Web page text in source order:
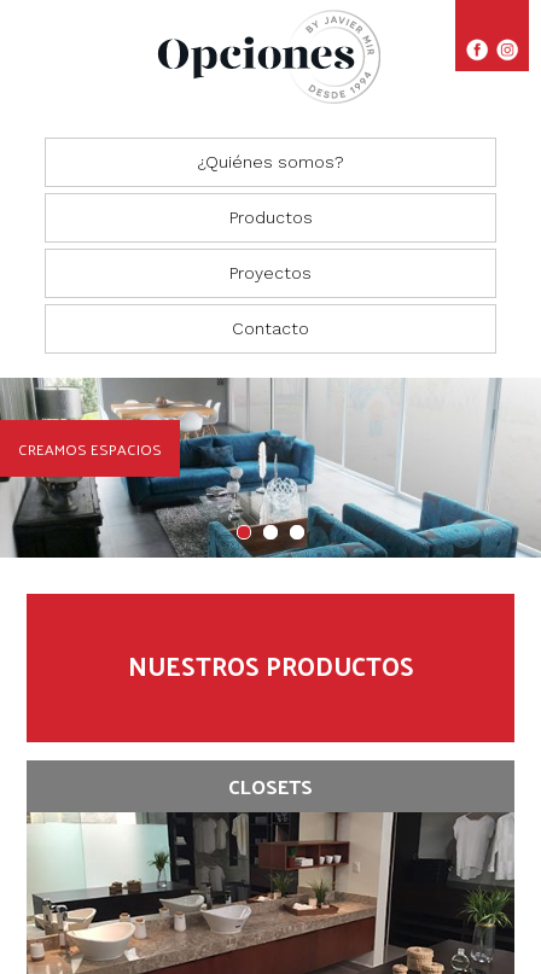
¿Quiénes somos?
Productos
Closets
Comedores
Cocinas
Salas
Recámaras
Proyectos
Residencial
Oficinas
Comercial
Contacto
CREAMOS ESPACIOS
NUESTROS PRODUCTOS
CLOSETS